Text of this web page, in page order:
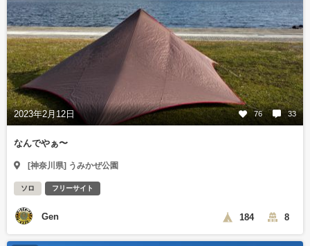
2023年2月12日 76 33
なんでやぁ〜
[神奈川県] うみかぜ公園
ソロ フリーサイト
Gen 184 8